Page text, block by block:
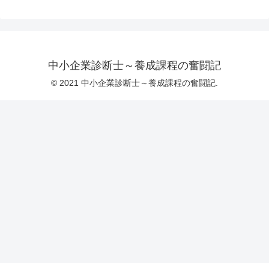
中小企業診断士～養成課程の奮闘記
© 2021 中小企業診断士～養成課程の奮闘記.